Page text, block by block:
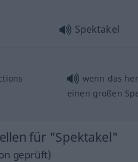
Spektakel
wenn das
einen großen
für "Spektakel"
geprüft)